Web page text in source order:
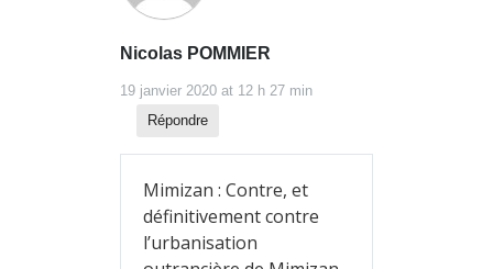
Nicolas POMMIER
19 janvier 2020 at 12 h 27 min
Répondre
Mimizan : Contre, et
définitivement contre
l’urbanisation